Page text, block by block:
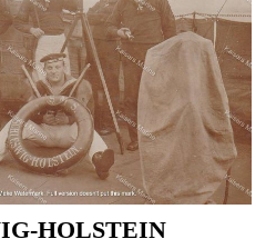
HOLSTEIN